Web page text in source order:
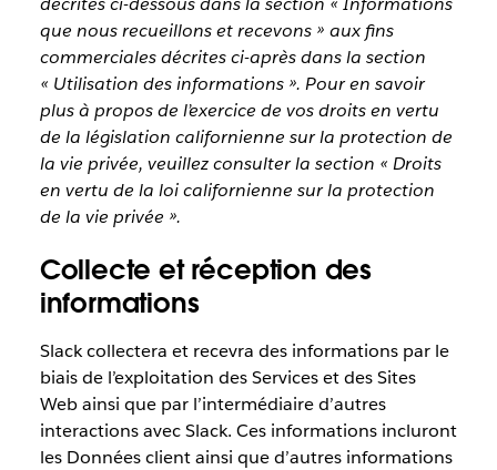
que nous recueillons et recevons » aux fins
commerciales décrites ci-après dans la section
« Utilisation des informations ». Pour en savoir
plus à propos de l’exercice de vos droits en vertu
de la législation californienne sur la protection de
la vie privée, veuillez consulter la section « Droits
en vertu de la loi californienne sur la protection
de la vie privée ».
Collecte et réception des
informations
Slack collectera et recevra des informations par le
biais de l’exploitation des Services et des Sites
Web ainsi que par l’intermédiaire d’autres
interactions avec Slack. Ces informations incluront
les Données client ainsi que d’autres informations